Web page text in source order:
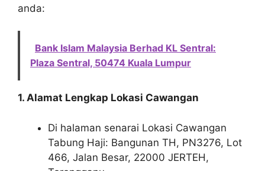
anda:
Bank Islam Malaysia Berhad KL Sentral:
Plaza Sentral, 50474 Kuala Lumpur
1. Alamat Lengkap Lokasi Cawangan
Di halaman senarai Lokasi Cawangan
Tabung Haji: Bangunan TH, PN3276, Lot
466, Jalan Besar, 22000 JERTEH,